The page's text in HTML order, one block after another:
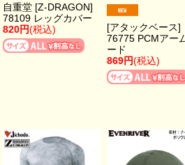
自重堂 [Z-DRAGON]
78109 レッグカバー
820円(税込)
[アタックベース]
76775 PCMアー
ード
869円(税込)